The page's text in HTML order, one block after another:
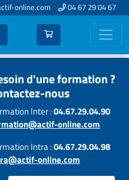
online.com 04 67 29 04 67
des publics accompagnés –
pour mieux les
Accompagnement des
d'une formation ?
nous
Inter :04.67.29.04.90
online.com
Intra :04.67.29.04.98
online.com